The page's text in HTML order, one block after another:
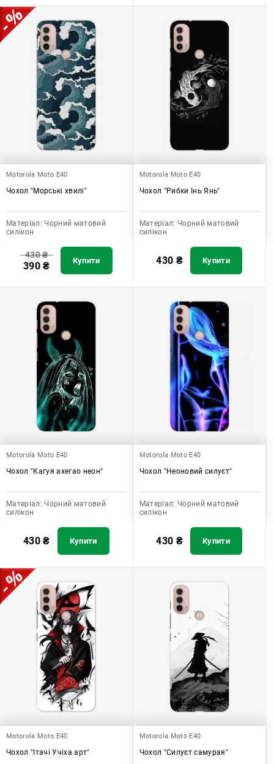
Motorola Moto E40
Чохол "Морські хвилі"
Матеріал: Чорний матовий
силікон
430₴
390₴ Купити
Motorola Moto E40
Чохол "Рибки Інь Янь"
Матеріал: Чорний матовий
силікон
430 ₴ Купити
Motorola Moto E40
Чохол "Кагуя ахегао неон"
Матеріал: Чорний матовий
силікон
430₴ Купити
Motorola Moto E40
Чохол "Неоновий силуєт"
Матеріал: Чорний матовий
силікон
430 ₴ Купити
Motorola Moto E40
Чохол "Ітачі Учіха арт"
Motorola Moto E40
Чохол "Силуєт самурая"